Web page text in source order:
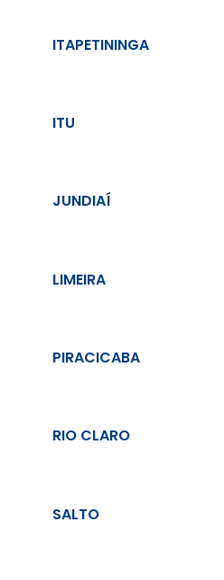
ITAPETININGA
ITU
JUNDIAÍ
LIMEIRA
PIRACICABA
RIO CLARO
SALTO